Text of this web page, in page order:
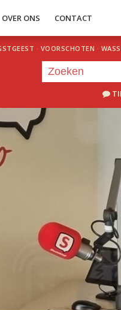
OVER ONS CONTACT
· VOORSCHOTEN ·